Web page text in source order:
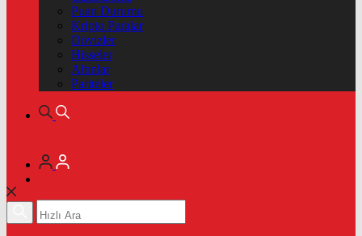
Puan Durumu
Kripto Paralar
Dövizler
Hisseler
Altınlar
Pariteler